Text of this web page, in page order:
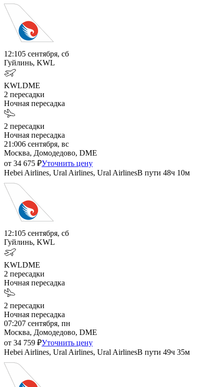
12:105 сентября, сб
Гуйлинь, KWL
KWLDME
2 пересадки
Ночная пересадка
2 пересадки
Ночная пересадка
21:006 сентября, вс
Москва, Домодедово, DME
от 34 675 ₽Уточнить цену
Hebei Airlines, Ural Airlines, Ural AirlinesВ пути 48ч 10м
12:105 сентября, сб
Гуйлинь, KWL
KWLDME
2 пересадки
Ночная пересадка
2 пересадки
Ночная пересадка
07:207 сентября, пн
Москва, Домодедово, DME
от 34 759 ₽Уточнить цену
Hebei Airlines, Ural Airlines, Ural AirlinesВ пути 49ч 35м